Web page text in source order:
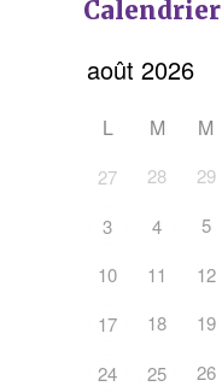
Calendrier
L M M
27 28 29
3
4 5
10
11 12
17
18 19
24
25 26